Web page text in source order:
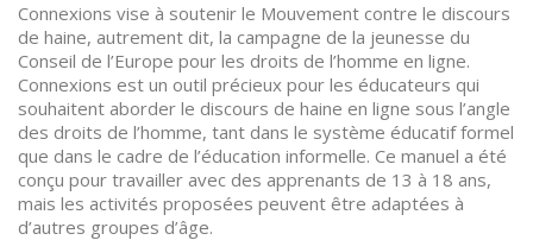
Connexions vise à soutenir le Mouvement contre le discours
de haine, autrement dit, la campagne de la jeunesse du
Conseil de l’Europe pour les droits de l’homme en ligne.
Connexions est un outil précieux pour les éducateurs qui
souhaitent aborder le discours de haine en ligne sous l’angle
des droits de l’homme, tant dans le système éducatif formel
que dans le cadre de l’éducation informelle. Ce manuel a été
conçu pour travailler avec des apprenants de 13 à 18 ans,
mais les activités proposées peuvent être adaptées à
d’autres groupes d’âge.